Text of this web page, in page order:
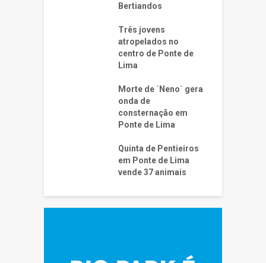
Bertiandos
Três jovens
atropelados no
centro de Ponte de
Lima
Morte de ´Neno` gera
onda de
consternação em
Ponte de Lima
Quinta de Pentieiros
em Ponte de Lima
vende 37 animais